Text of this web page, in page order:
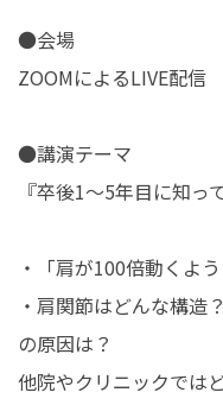
●会場
ZOOMによるLIVE配信
●講演テーマ
『卒後1～5年目に知っ
・「肩が100倍動くよ
・肩関節はどんな構造
の原因は？
他院やクリニックでは